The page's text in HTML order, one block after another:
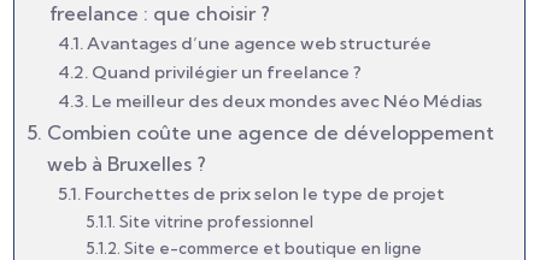
freelance : que choisir ?
Avantages d’une agence web structurée
Quand privilégier un freelance ?
Le meilleur des deux mondes avec Néo Médias
Combien coûte une agence de développement
web à Bruxelles ?
Fourchettes de prix selon le type de projet
Site vitrine professionnel
Site e-commerce et boutique en ligne